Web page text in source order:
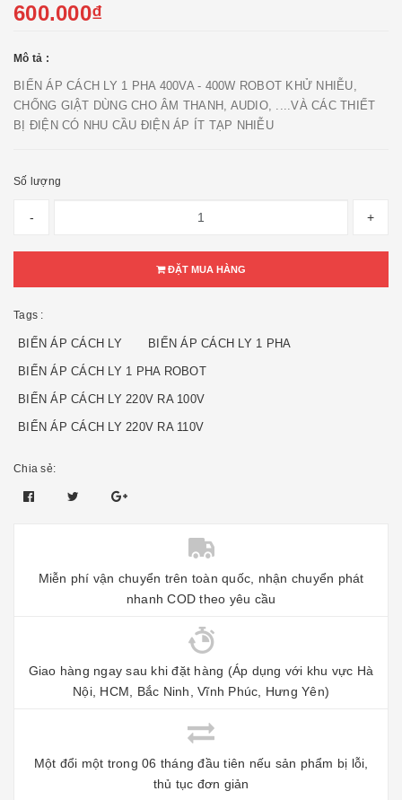
600.000₫
Mô tả :
BIẾN ÁP CÁCH LY 1 PHA 400VA - 400W ROBOT KHỬ NHIỄU,
CHỐNG GIẬT DÙNG CHO ÂM THANH, AUDIO, ....VÀ CÁC THIẾT
BỊ ĐIỆN CÓ NHU CẦU ĐIỆN ÁP ÍT TẠP NHIỄU
Số lượng
- +
ĐẶT MUA HÀNG
Tags :
BIẾN ÁP CÁCH LY BIẾN ÁP CÁCH LY 1 PHA
BIẾN ÁP CÁCH LY 1 PHA ROBOT
BIẾN ÁP CÁCH LY 220V RA 100V
BIẾN ÁP CÁCH LY 220V RA 110V
Chia sẻ:
Miễn phí vận chuyển trên toàn quốc, nhận chuyển phát
nhanh COD theo yêu cầu
Giao hàng ngay sau khi đặt hàng (Áp dụng với khu vực Hà
Nội, HCM, Bắc Ninh, Vĩnh Phúc, Hưng Yên)
Một đổi một trong 06 tháng đầu tiên nếu sản phẩm bị lỗi,
thủ tục đơn giản